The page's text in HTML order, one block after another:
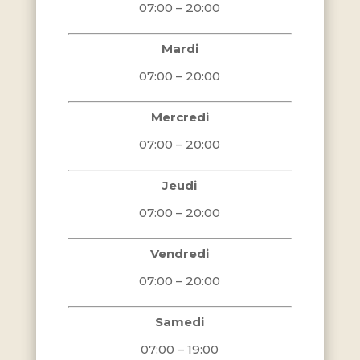
07:00 – 20:00
Mardi
07:00 – 20:00
Mercredi
07:00 – 20:00
Jeudi
07:00 – 20:00
Vendredi
07:00 – 20:00
Samedi
07:00 – 19:00